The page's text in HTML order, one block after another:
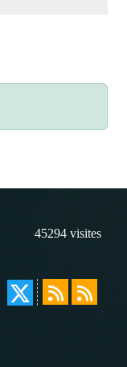
45294 visites